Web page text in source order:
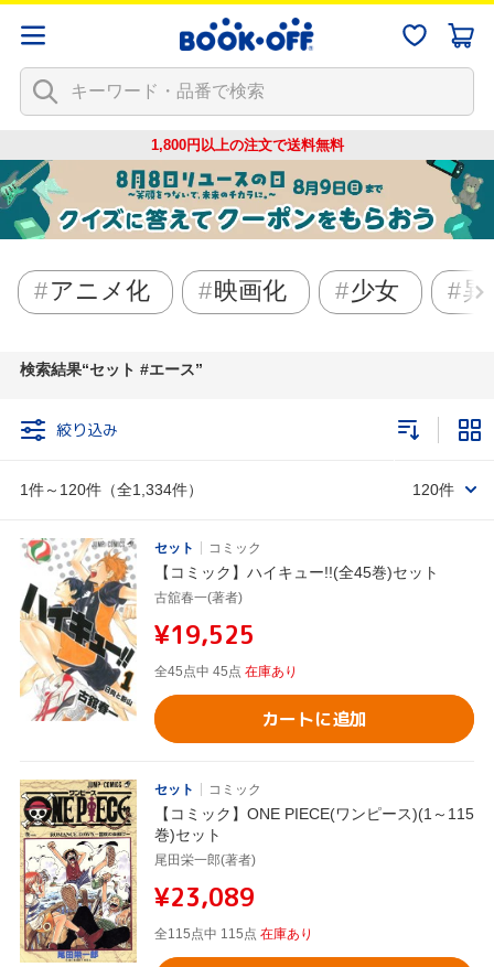
1,800円以上の注文で送料無料
アニメ化 映画化 少女 異
検索結果 セット #エース
絞り込み
1件～120件（全1,334件） 120件
セット コミック
【コミック】ハイキュー!!(全45巻)セット
古舘春一(著者)
¥19,525
全45点中 45点 在庫あり
カートに追加
セット コミック
【コミック】ONE PIECE(ワンピース)(1～115
巻)セット
尾田栄一郎(著者)
¥23,089
全115点中 115点 在庫あり